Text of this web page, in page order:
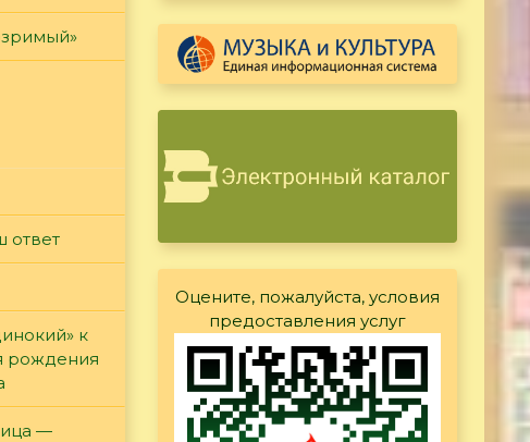
ответ
к
рождения
—
Оцените, пожалуйста, условия
предоставления услуг